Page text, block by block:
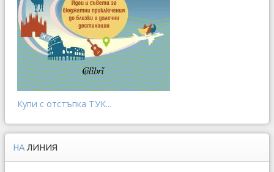
Купи с отстъпка ТУК...
НА ЛИНИЯ